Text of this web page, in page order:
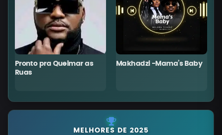
Pronto pra Queimar as
Ruas
Makhadzi -Mama’s Baby
MELHORES DE 2025